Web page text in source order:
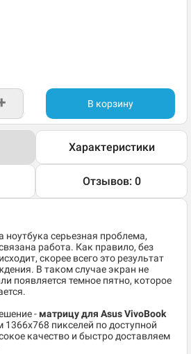
В корзину
Характеристики
Отзывов: 0
ноутбука серьезная проблема,
работа. Как правило, без
скорее всего это результат
В таком случае экран не
появляется темное пятно, которое
- матрицу для Asus VivoBook
пикселей по доступной
качество и быстро доставляем